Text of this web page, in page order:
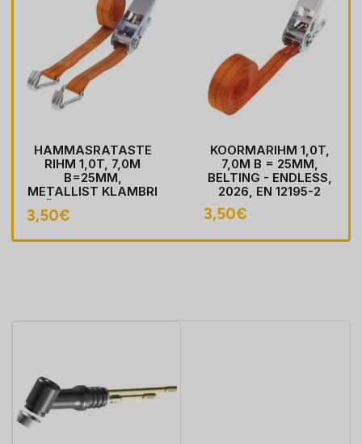
HAMMASRATASTE
RIHM 1,0T, 7,0M
B=25MM,
METALLIST KLAMBRI
KÄEPIDE, 2024, EN
3,50€
KOORMARIHM 1,0T,
7,0M B = 25MM,
BELTING - ENDLESS,
2026, EN 12195-2
3,50€